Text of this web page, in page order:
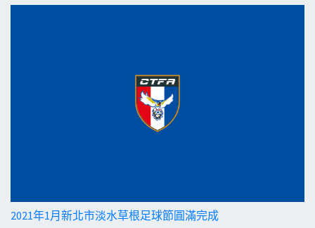
2021年1月新北市淡水草根足球節圓滿完成